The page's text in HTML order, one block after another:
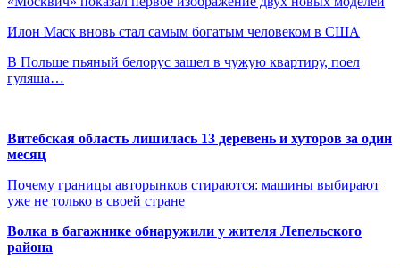
Илон Маск вновь стал самым богатым человеком в США
В Польше пьяный белорус зашел в чужую квартиру, поел
гуляша…
Витебская область лишилась 13 деревень и хуторов за один
месяц
Почему границы авторынков стираются: машины выбирают
уже не только в своей стране
Волка в багажнике обнаружили у жителя Лепельского
района